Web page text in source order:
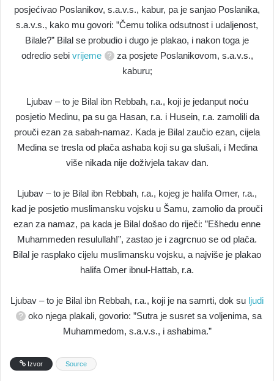
posjećivao Poslanikov, s.a.v.s., kabur, pa je sanjao Poslanika,
s.a.v.s., kako mu govori: ”Čemu tolika odsutnost i udaljenost,
Bilale?” Bilal se probudio i dugo je plakao, i nakon toga je
odredio sebi vrijeme
za posjete Poslanikovom, s.a.v.s.,
kaburu;
Ljubav – to je Bilal ibn Rebbah, r.a., koji je jedanput noću
posjetio Medinu, pa su ga Hasan, r.a. i Husein, r.a. zamolili da
prouči ezan za sabah-namaz. Kada je Bilal zaučio ezan, cijela
Medina se tresla od plača ashaba koji su ga slušali, i Medina
više nikada nije doživjela takav dan.
Ljubav – to je Bilal ibn Rebbah, r.a., kojeg je halifa Omer, r.a.,
kad je posjetio muslimansku vojsku u Šamu, zamolio da prouči
ezan za namaz, pa kada je Bilal došao do riječi: ”Ešhedu enne
Muhammeden resulullah!”, zastao je i zagrcnuo se od plača.
Bilal je rasplako cijelu muslimansku vojsku, a najviše je plakao
halifa Omer ibnul-Hattab, r.a.
Ljubav – to je Bilal ibn Rebbah, r.a., koji je na samrti, dok su ljudi
oko njega plakali, govorio: ”Sutra je susret sa voljenima, sa
Muhammedom, s.a.v.s., i ashabima.”
Izvor Source